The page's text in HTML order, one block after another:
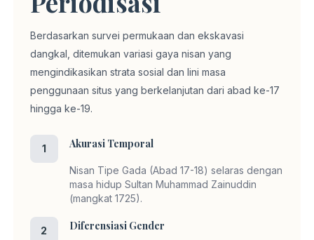
Berdasarkan survei permukaan dan ekskavasi
dangkal, ditemukan variasi gaya nisan yang
mengindikasikan strata sosial dan lini masa
penggunaan situs yang berkelanjutan dari abad ke-17
hingga ke-19.
1 Akurasi Temporal
Nisan Tipe Gada (Abad 17-18) selaras dengan
masa hidup Sultan Muhammad Zainuddin
(mangkat 1725).
2 Diferensiasi Gender